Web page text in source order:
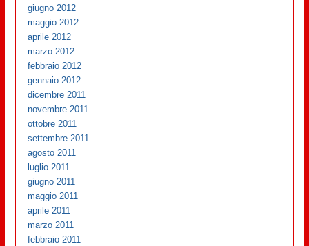
giugno 2012
maggio 2012
aprile 2012
marzo 2012
febbraio 2012
gennaio 2012
dicembre 2011
novembre 2011
ottobre 2011
settembre 2011
agosto 2011
luglio 2011
giugno 2011
maggio 2011
aprile 2011
marzo 2011
febbraio 2011